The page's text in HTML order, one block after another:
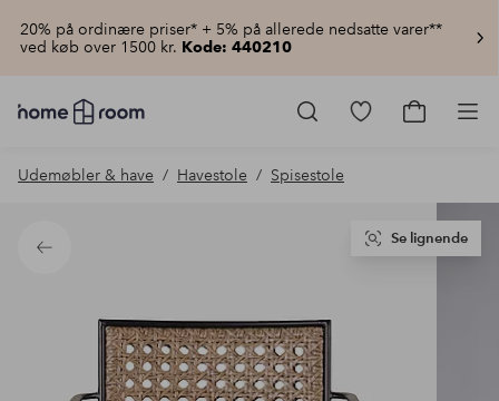
20% på ordinære priser* + 5% på allerede nedsatte varer**
ved køb over 1500 kr. Kode: 440210
Homeroom
–
hjemmet
pris
Gå
Gå
Udemøbler & have Havestole Spisestole
Tilbage
Se lignende